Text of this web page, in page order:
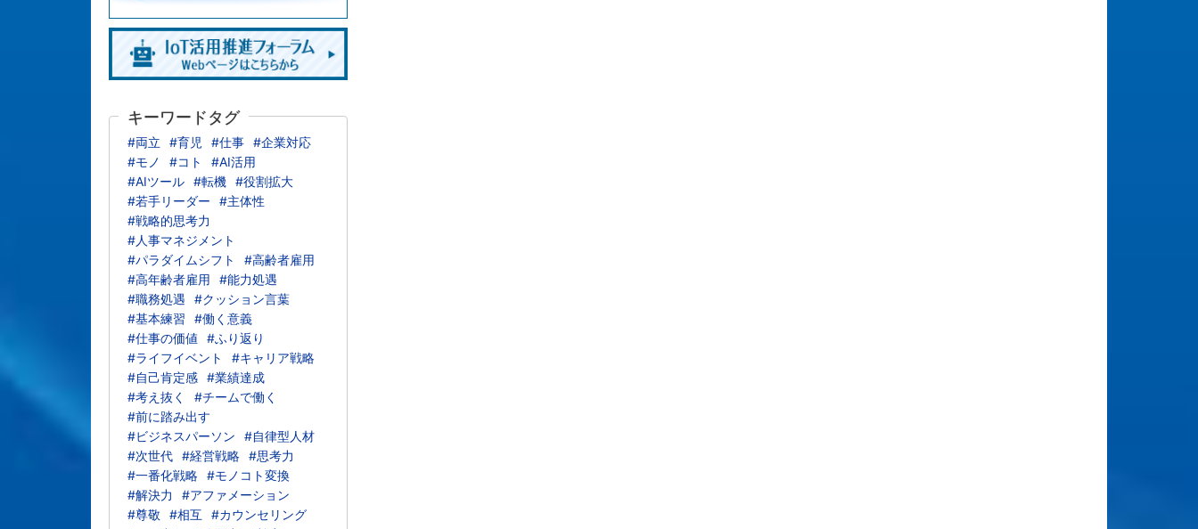
キーワードタグ
#両立 #育児 #仕事 #企業対応
#モノ
#コト
#AI活用
#AIツール #転機 #役割拡大
#若手リーダー
#主体性
#戦略的思考力
#人事マネジメント
#パラダイムシフト
#高齢者雇用
#高年齢者雇用
#能力処遇
#職務処遇
#クッション言葉
#基本練習
#働く意義
#仕事の価値
#ふり返り
#ライフイベント
#キャリア戦略
#自己肯定感 #業績達成
#考え抜く
#チームで働く
#前に踏み出す
#ビジネスパーソン
#自律型人材
#次世代 #経営戦略 #思考力
#一番化戦略 #モノコト変換
#解決力
#アファメーション
#尊敬
#相互
#カウンセリング